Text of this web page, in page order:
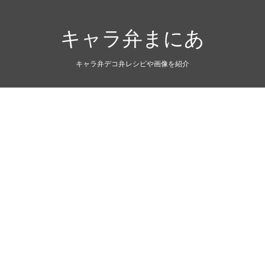
キャラ弁まにあ
キャラ弁デコ弁レシピや画像を紹介